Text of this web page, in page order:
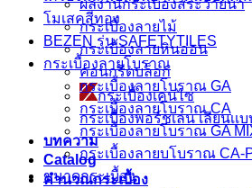
ผลงานกระเบื้องสระว่ายนํ้า
กระเบื้องลายไม้
กระเบื้องลายหินอ่อน
คอนกรีตบล็อก
กระเบื้องเคนไซ
กระเบื้องพอร์ชเลน เลียนเ
บทความ
Catalog
คำนวณกระเบื้อง
โมเสคสีทอง
BEZEN รุ่น SAFETYTILES
กระเบื้องลายโบราณ
กระเบื้องลายโบราณ GA
กระเบื้องลายโบราณ CA
กระเบื้องลายโบราณ GA
กระเบื้องลายบโบราณ CA-
ขนาดกระเบื้อง